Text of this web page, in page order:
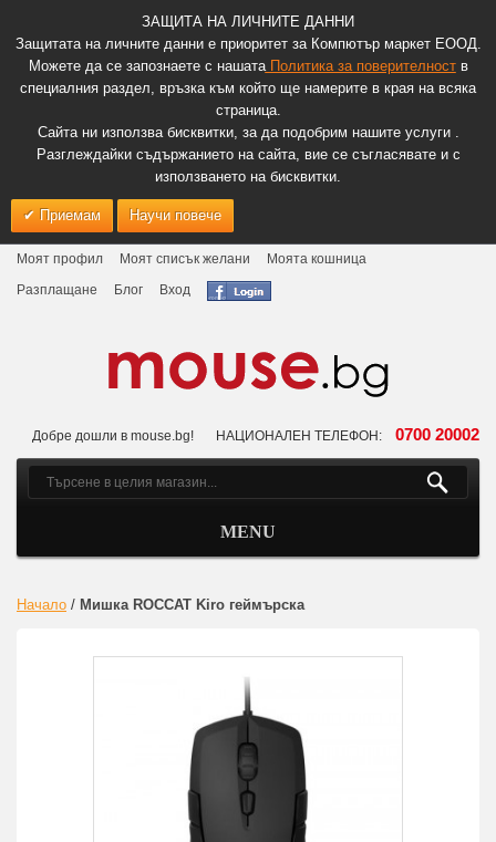
ЗАЩИТА НА ЛИЧНИТЕ ДАННИ
Защитата на личните данни е приоритет за Компютър маркет ЕООД.
Можете да се запознаете с нашатаПолитика за поверителноств
специалния раздел, връзка към който ще намерите в края на всяка
страница.
Сайта ни използва бисквитки, за да подобрим нашите услуги .
Разглеждайки съдържанието на сайта, вие се съгласявате и с
използването на бисквитки.
Приемам Научи повече
Моят профил Моят списък желани
Моята кошница
Разплащане
Блог Вход
Добре дошли в mouse.bg! НАЦИОНАЛЕН ТЕЛЕФОН: 0700 20002
MENU
Начало / Мишка ROCCAT Kiro геймърска